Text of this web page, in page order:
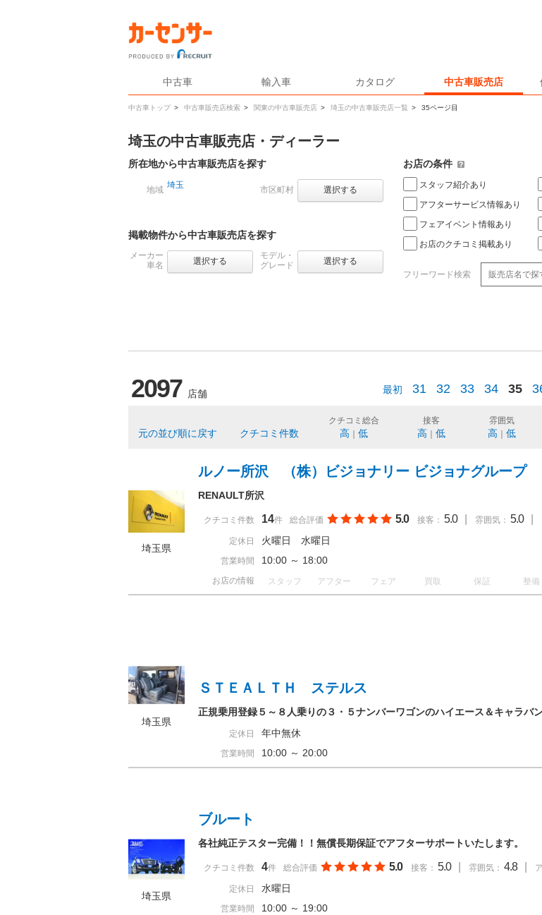
中古車 輸入車 カタログ 中古車販売店
中古車トップ > 中古車販売店検索 > 関東の中古車販売店 > 埼玉の中古車販売店一覧 > 35ページ目
埼玉の中古車販売店・ディーラー
所在地から中古車販売店を探す
地域 埼玉 市区町村 選択する
掲載物件から中古車販売店を探す
メーカー
車名
選択する
モデル・
グレード
選択する
お店の条件
スタッフ紹介あり
アフターサービス情報あり
フェアイベント情報あり
お店のクチコミ掲載あり
フリーワード検索
2097 店舗 最初 31 32 33 34 35
元の並び順に戻す クチコミ件数
クチコミ総合
高 低
接客
高 低
雰囲気
高 低
埼玉県
ルノー所沢 （株）ビジョナリー ビジョナグループ
RENAULT所沢
クチコミ件数 14件 総合評価 5.0 接客： 5.0 雰囲気： 5.0
定休日 火曜日 水曜日
営業時間 10:00 ～ 18:00
お店の情報 スタッフ アフター フェア 買取 保証 整備
埼玉県
ＳＴＥＡＬＴＨ ステルス
正規乗用登録５～８人乗りの３・５ナンバーワゴンのハイエース＆キャラバ
定休日 年中無休
営業時間 10:00 ～ 20:00
埼玉県
ブルート
各社純正テスター完備！！無償長期保証でアフターサポートいたします。
クチコミ件数 4件 総合評価 5.0 接客： 5.0 雰囲気： 4.8
定休日 水曜日
営業時間 10:00 ～ 19:00